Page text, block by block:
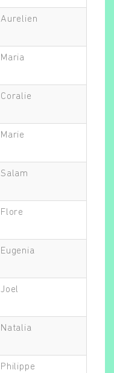
Aurelien
Maria
Coralie
Marie
Salam
Flore
Eugenia
Joel
Natalia
Philippe